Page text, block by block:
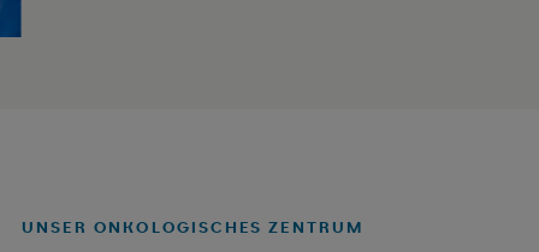
UNSER ONKOLOGISCHES ZENTRUM